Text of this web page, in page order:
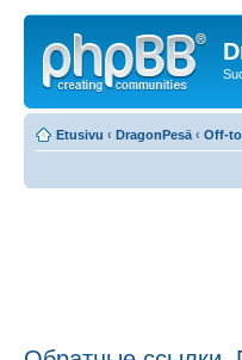
Etusivu ‹ DragonPesä ‹ Off-